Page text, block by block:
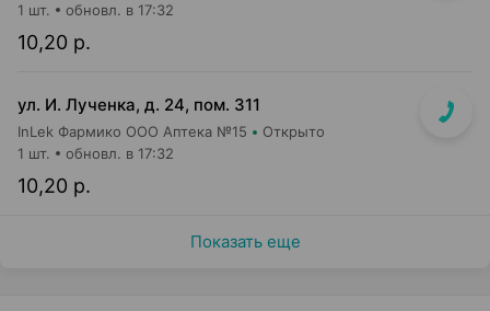
10,20 р.
1 шт. обновл. в 17:32
ул. И. Лученка, д. 24, пом. 311
InLek Фармико ООО Аптека №15 Открыто
10,20 р.
1 шт. обновл. в 17:32
Показать еще